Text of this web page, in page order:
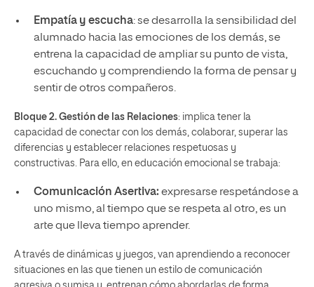
Empatía y escucha: se desarrolla la sensibilidad del
alumnado hacia las emociones de los demás, se
entrena la capacidad de ampliar su punto de vista,
escuchando y comprendiendo la forma de pensar y
sentir de otros compañeros.
Bloque 2. Gestión de las Relaciones: implica tener la
capacidad de conectar con los demás, colaborar, superar las
diferencias y establecer relaciones respetuosas y
constructivas. Para ello, en educación emocional se trabaja:
Comunicación Asertiva: expresarse respetándose a
uno mismo, al tiempo que se respeta al otro, es un
arte que lleva tiempo aprender.
A través de dinámicas y juegos, van aprendiendo a reconocer
situaciones en las que tienen un estilo de comunicación